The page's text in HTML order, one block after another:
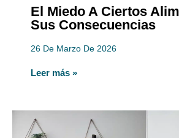
El Miedo A Ciertos
Sus Consecuencias
26 De Marzo De 2026
Leer más »